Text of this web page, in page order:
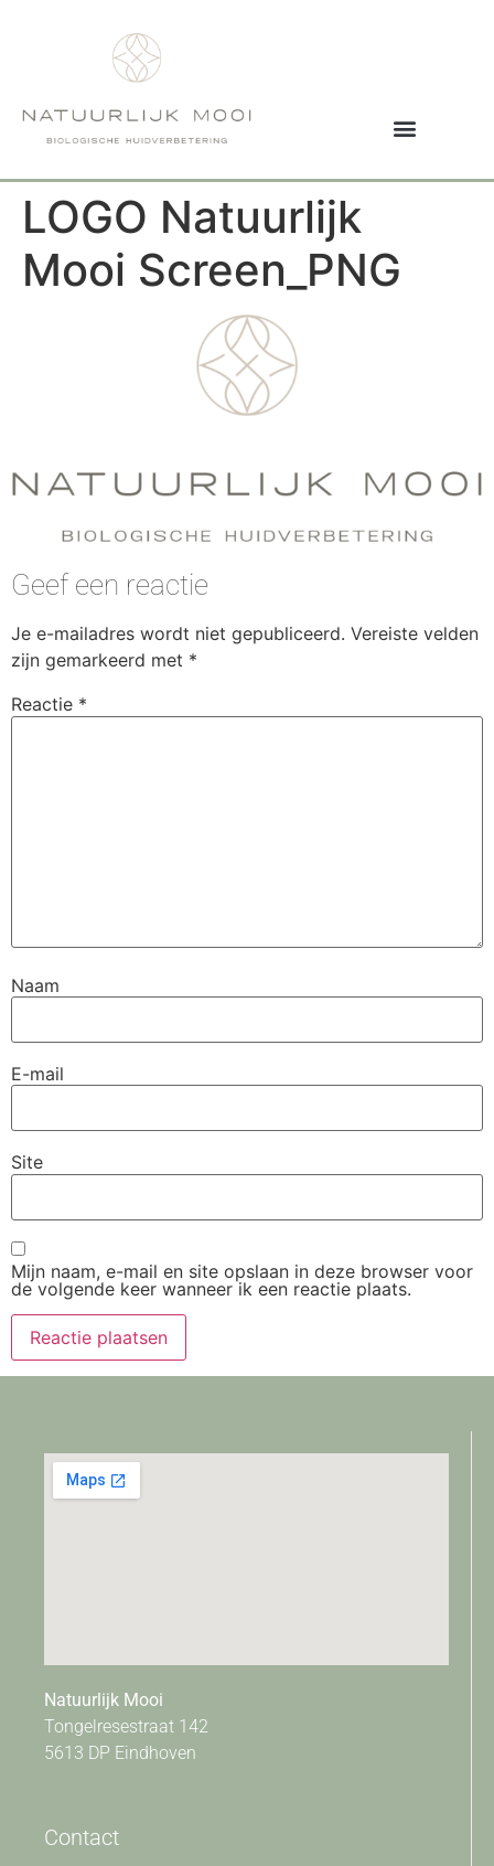
LOGO Natuurlijk
Mooi Screen_PNG
Geef een reactie
Je e-mailadres wordt niet gepubliceerd. Vereiste velden
zijn gemarkeerd met *
Reactie *
Naam
E-mail
Site
Mijn naam, e-mail en site opslaan in deze browser voor
de volgende keer wanneer ik een reactie plaats.
Natuurlijk Mooi
Tongelresestraat 142
5613 DP Eindhoven
Contact